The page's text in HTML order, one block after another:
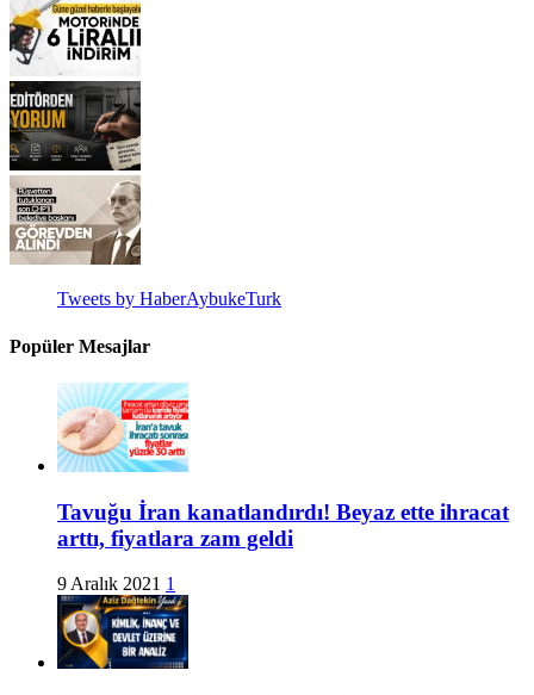
Tweets by HaberAybukeTurk
Popüler Mesajlar
Tavuğu İran kanatlandırdı! Beyaz ette ihracat
arttı, fiyatlara zam geldi
9 Aralık 2021 1